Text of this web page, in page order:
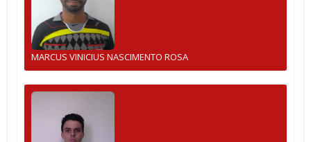
MARCUS VINICIUS NASCIMENTO ROSA